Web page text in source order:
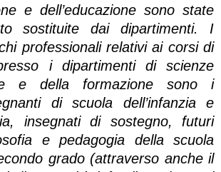
e dell’educazione sono state
sostituite dai dipartimenti. I
professionali relativi ai corsi di
i dipartimenti di scienze
e della formazione sono i
di scuola dell’infanzia e
insegnati di sostegno, futuri
e pedagogia della scuola
grado (attraverso anche il